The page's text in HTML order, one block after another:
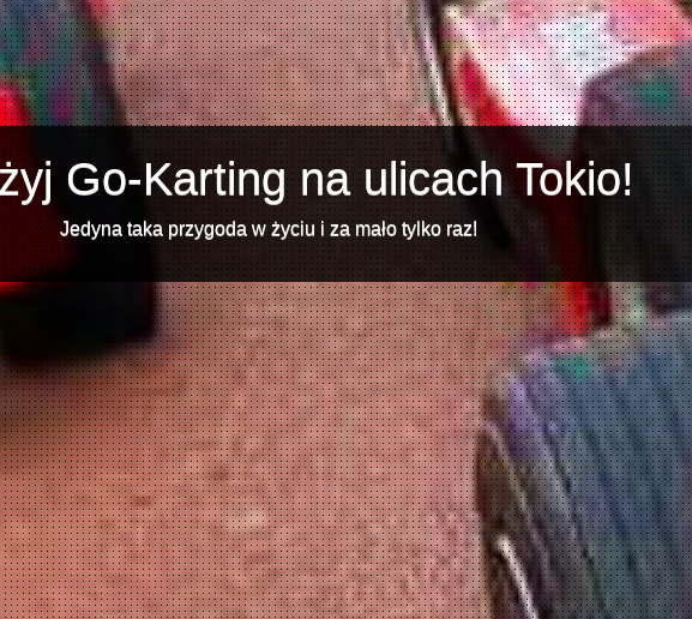
Go-Karting na ulicach Tokio!
Jedyna taka przygoda w życiu i za mało tylko raz!